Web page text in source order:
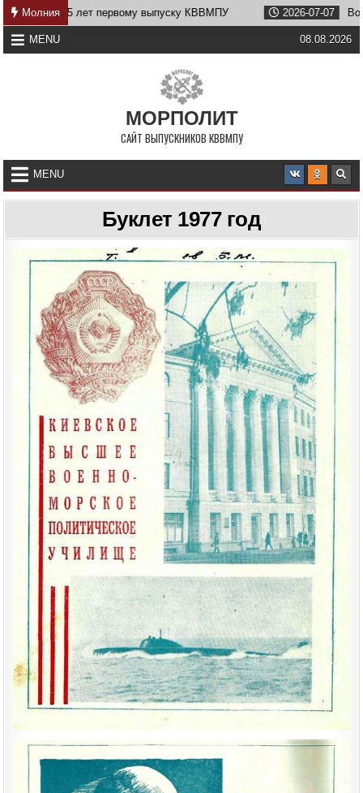
Skip
to
content
Молния
КВВМПУ 2026-07-07 Возвращение Нахимова
MENU 08.08.2026
МОРПОЛИТ
САЙТ ВЫПУСКНИКОВ КВВМПУ
MENU
Буклет 1977 год